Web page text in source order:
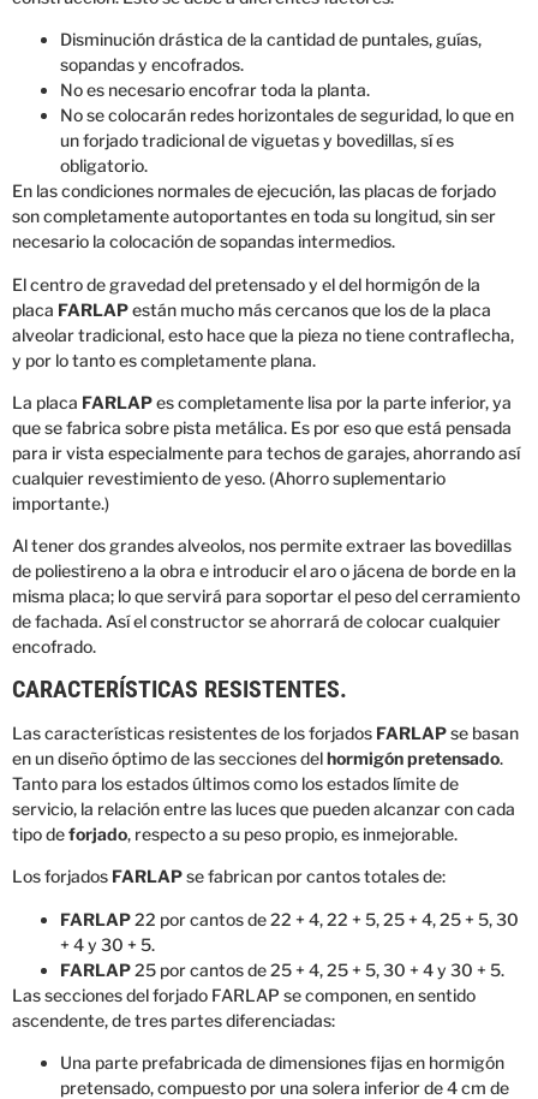
Disminución drástica de la cantidad de puntales, guías,
sopandas y encofrados.
No es necesario encofrar toda la planta.
No se colocarán redes horizontales de seguridad, lo que en
un forjado tradicional de viguetas y bovedillas, sí es
obligatorio.
En las condiciones normales de ejecución, las placas de forjado
son completamente autoportantes en toda su longitud, sin ser
necesario la colocación de sopandas intermedios.
El centro de gravedad del pretensado y el del hormigón de la
placa FARLAPestán mucho más cercanos que los de la placa
alveolar tradicional, esto hace que la pieza no tiene contraflecha,
y por lo tanto es completamente plana.
La placa FARLAPes completamente lisa por la parte inferior, ya
que se fabrica sobre pista metálica. Es por eso que está pensada
para ir vista especialmente para techos de garajes, ahorrando así
cualquier revestimiento de yeso. (Ahorro suplementario
importante.)
Al tener dos grandes alveolos, nos permite extraer las bovedillas
de poliestireno a la obra e introducir el aro o jácena de borde en la
misma placa; lo que servirá para soportar el peso del cerramiento
de fachada. Así el constructor se ahorrará de colocar cualquier
encofrado.
CARACTERÍSTICAS RESISTENTES.
Las características resistentes de los forjados FARLAPse basan
en un diseño óptimo de las secciones delhormigón pretensado.
Tanto para los estados últimos como los estados límite de
servicio, la relación entre las luces que pueden alcanzar con cada
tipo deforjado, respecto a su peso propio, es inmejorable.
Los forjados FARLAPse fabrican por cantos totales de:
FARLAP22 por cantos de 22 + 4, 22 + 5, 25 + 4, 25 + 5, 30
+ 4 y 30 + 5.
FARLAP25 por cantos de 25 + 4, 25 + 5, 30 + 4 y 30 + 5.
Las secciones del forjado FARLAP se componen, en sentido
ascendente, de tres partes diferenciadas:
Una parte prefabricada de dimensiones fijas en hormigón
pretensado, compuesto por una solera inferior de 4 cm de